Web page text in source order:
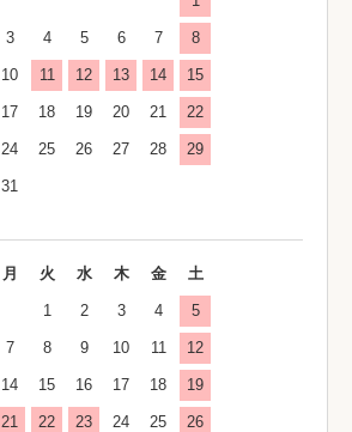
3 4 5 6 7 8
10 11 12 13 14 15
17 18 19 20 21 22
24 25 26 27 28 29
31
月 火 水 木 金 土
1 2 3 4 5
7 8 9 10 11 12
14 15 16 17 18 19
21 22 23 24 25 26